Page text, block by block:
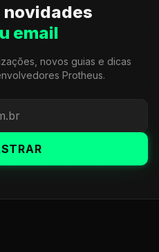
novidades
email
novos guias e dicas
Protheus.